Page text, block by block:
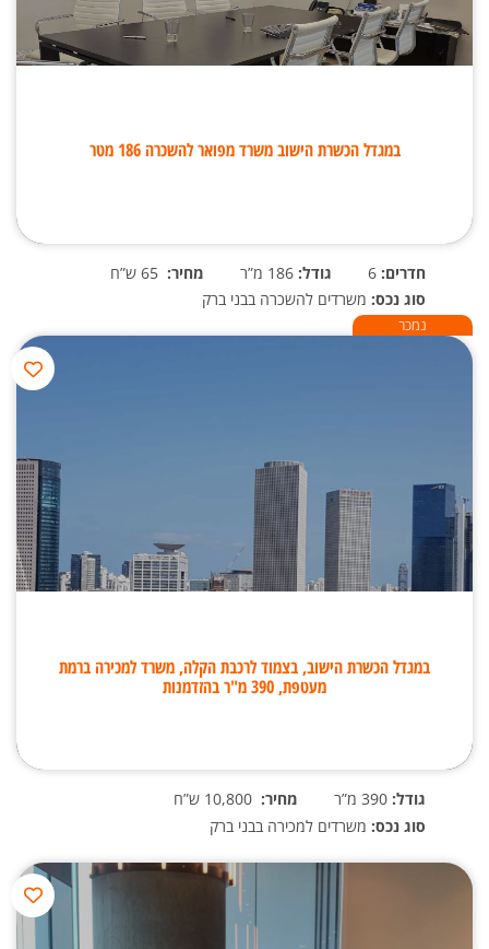
במגדל הכשרת הישוב משרד מפואר להשכרה 186 מטר
חדרים: גודל: מחיר:
סוג נכס: משרדים להשכרה בבני ברק
נמכר
במגדל הכשרת הישוב, בצמוד לרכבת הקלה, משרד למכירה ברמת
מעטפת, 390 מ"ר בהזדמנות
גודל: מחיר:
סוג נכס: משרדים למכירה בבני ברק